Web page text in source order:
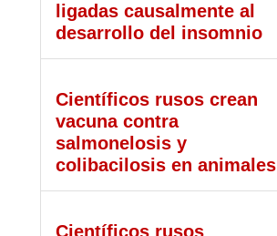
ligadas causalmente al
desarrollo del insomnio
Científicos rusos crean
vacuna contra
salmonelosis y
colibacilosis en animales
Científicos rusos